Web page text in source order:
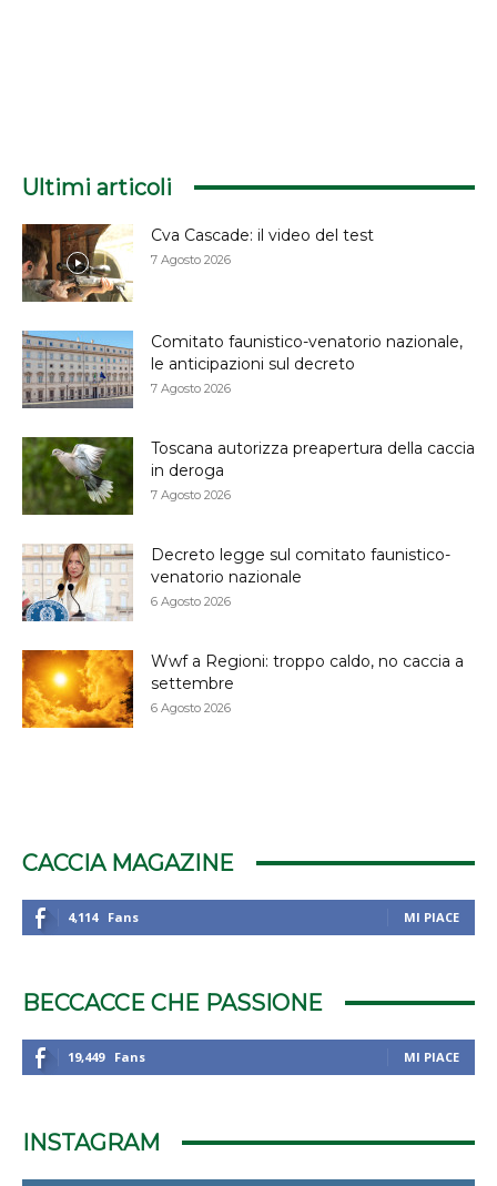
Ultimi articoli
Cva Cascade: il video del test
7 Agosto 2026
Comitato faunistico-venatorio nazionale,
le anticipazioni sul decreto
7 Agosto 2026
Toscana autorizza preapertura della caccia
in deroga
7 Agosto 2026
Decreto legge sul comitato faunistico-
venatorio nazionale
6 Agosto 2026
Wwf a Regioni: troppo caldo, no caccia a
settembre
6 Agosto 2026
CACCIA MAGAZINE
4,114 Fans MI PIACE
BECCACCE CHE PASSIONE
19,449 Fans MI PIACE
INSTAGRAM